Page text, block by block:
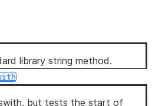
library string method.
but tests the start of